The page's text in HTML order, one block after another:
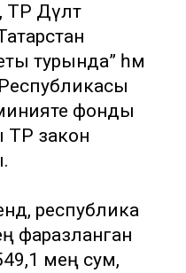
Дәүләт
турында” һәм
фонды
ТР закон
республика
фаразланган
мең сум,